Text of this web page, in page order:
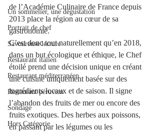
Un sommelier, une dégustation
Portrait de chef
Savoureuse lecture
Restaurant italien
Restaurant méditerranéen
Restaurant péruvien
Sondage
Hors Catégorie
de l’Académie Culinaire de France depuis
2013 place la région au cœur de sa
gastronomie.
C’est donc tout naturellement qu’en 2018,
dans un but écologique et éthique, le Chef
étoilé prend une décision unique en créant
une cuisine uniquement basée sur des
ingrédients locaux et de saison. Il signe
l’abandon des fruits de mer ou encore des
fruits exotiques. Des herbes aux poissons,
en passant par les légumes ou les